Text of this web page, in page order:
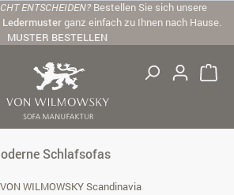
ENTSCHEIDEN? Bestellen Sie sich unsere
ganz einfach zu Ihnen nach Hause.
MUSTER BESTELLEN
Schlafsofas
WILMOWSKY Scandinavia